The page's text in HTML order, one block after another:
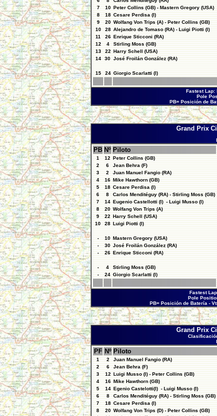
7
10 Peter Collins (GB) - Mastern Gregory (USA)
8
18 Cesare Perdisa (I)
9
20 Wolfang Von Trips (A) - Peter Collins (GB)
10
28 Alejandro de Tomaso (RA) - Luigi Piotti (I)
11
26 Enrique Sticconi (RA)
12
4
Stirling Moss (GB)
13
22 Harry Schell (USA)
14
30 José Froilán González (RA)
15 24 Giorgio Scarlatti (I)
Fastest Lap:
Pole
PB= Posición de
Grand Prix
PB Nº Piloto
1 12 Peter Collins (GB)
2
6
Jean Behra (F)
3
2
Juan Manuel Fangio (RA)
4
16 Mike Hawthorn (GB)
5
18 Cesare Perdisa (I)
6
8
Carlos Menditéguy (RA) - Stirling Moss (GB)
7
14 Eugenio Castellotti (I) - Luigi Musso (I)
8
20 Wolfang Von Trips (A)
9
22 Harry Schell (USA)
10
28 Luigi Piotti (I)
- 10 Mastern Gregory (USA)
-
30 José Froilán González (RA)
-
26 Enrique Sticconi (RA)
- 4
Stirling Moss (GB)
-
24 Giorgio Scarlatti (I)
Fastest
Pole
PB= Posición de Batería -
Grand Prix
PF Nº Piloto
1 2
Juan Manuel Fangio (RA)
2
6
Jean Behra (F)
3
12 Luigi Musso (I) - Peter Collins (GB)
4
16 Mike Hawthorn (GB)
5
14 Egenio Castelotti(I) - Luigi Musso (I)
6
8
Carlos Menditéguy (RA) - Stirling Moss (GB)
7
18 Cesare Perdisa (I)
8
20 Wolfang Von Trips (D) - Peter Collins (GB)